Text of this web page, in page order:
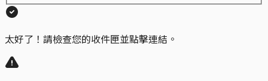
太好了！請檢查您的收件匣並點擊連結。